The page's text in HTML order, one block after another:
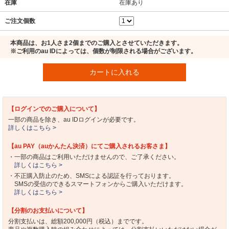
在庫 在庫あり
ご注文個数
本商品は、お1人さま2個までのご購入とさせていただきます。
※ご利用のau IDによっては、個数が制限される場合がございます。
カートに入れる
【ログインでのご購入について】
一部の商品を除き、au IDログインが必要です。
詳しくはこちら >
【au PAY（auかんたん決済）にてご購入されるお客さま】
・一部の商品はご利用いただけませんので、ご了承ください。
詳しくはこちら >
・不正購入防止のため、SMSによる認証を行っております。
SMSの受信のできるスマートフォンからご購入いただけます。
詳しくはこちら >
【分割のお支払いについて】
分割支払いは、総額200,000円（税込）までです。